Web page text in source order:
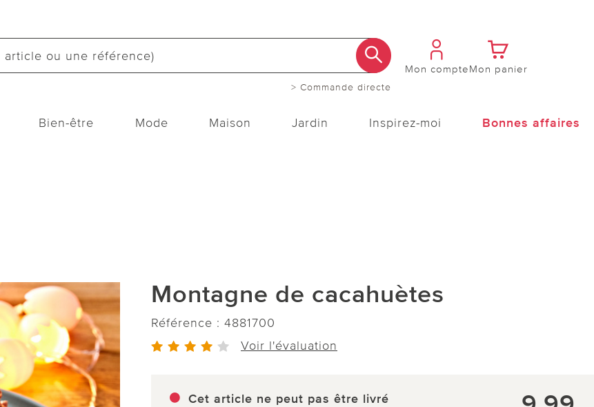
> Commande directe
Mon compteMon panier
Bien-être Mode Maison Jardin Inspirez-moi Bonnes affaires
Montagne de cacahuètes
Référence : 4881700
Voir l'évaluation
Cet article ne peut pas être livré